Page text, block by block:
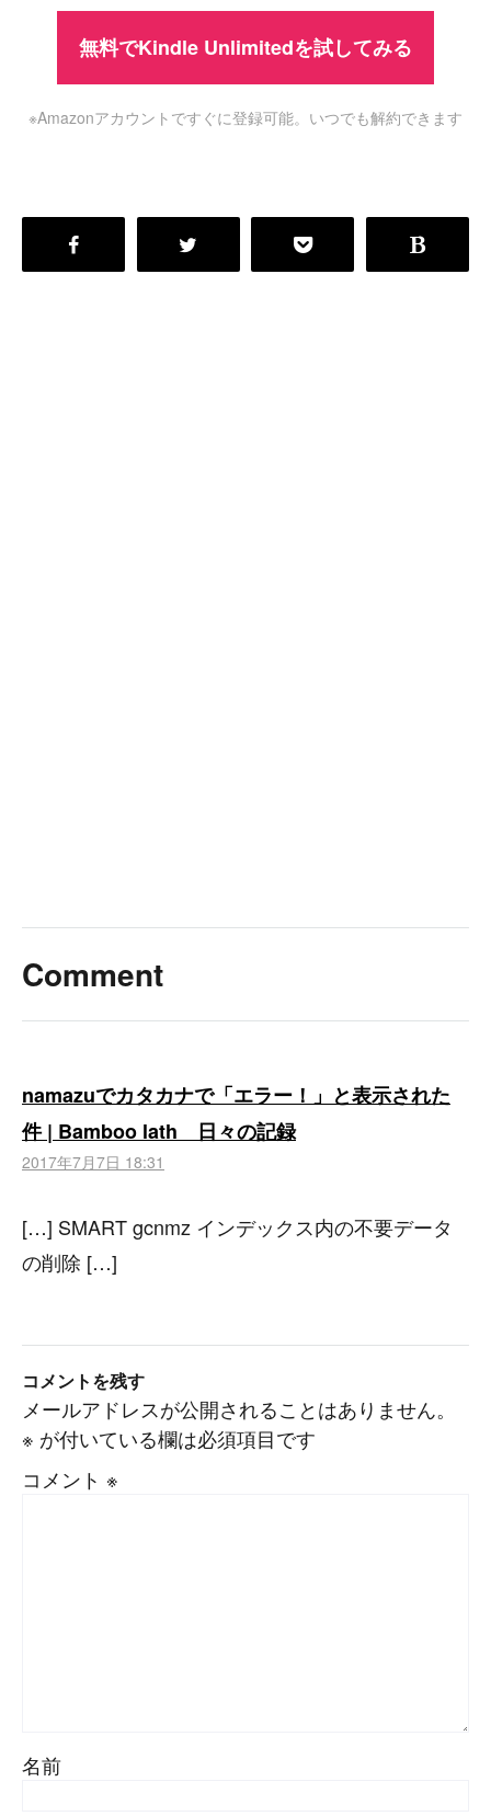
無料でKindle Unlimitedを試してみる
※Amazonアカウントですぐに登録可能。いつでも解約できます
Comment
namazuでカタカナで「エラー！」と表示された
件 | Bamboo lath 日々の記録
2017年7月7日 18:31
[…] SMART gcnmz インデックス内の不要データ
の削除 […]
コメントを残す
メールアドレスが公開されることはありません。
※ が付いている欄は必須項目です
コメント ※
名前